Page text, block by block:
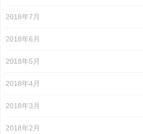
2018年7月
2018年6月
2018年5月
2018年4月
2018年3月
2018年2月